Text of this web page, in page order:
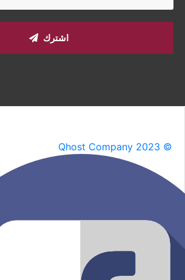
اشترك
Qhost Company 2023 ©